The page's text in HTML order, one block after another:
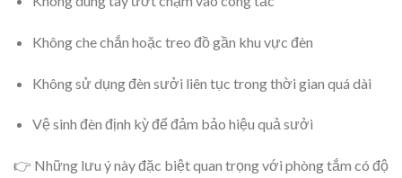
Không che chắn hoặc treo đồ gần khu vực đèn
Không sử dụng đèn sưởi liên tục trong thời gian quá dài
Vệ sinh đèn định kỳ để đảm bảo hiệu quả sưởi
👉 Những lưu ý này đặc biệt quan trọng với phòng tắm có độ